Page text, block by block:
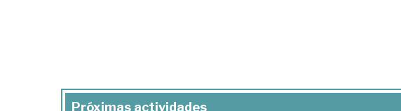
Próximas actividades